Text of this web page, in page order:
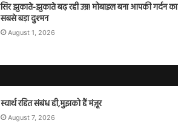
सिर झुकाते-झुकाते बढ़ रही उम्र! मोबाइल बना आपकी गर्दन का
सबसे बड़ा दुश्मन
August 1, 2026
स्वार्थ रहित संबंध ही,मुझको हैं मंज़ूर
August 7, 2026